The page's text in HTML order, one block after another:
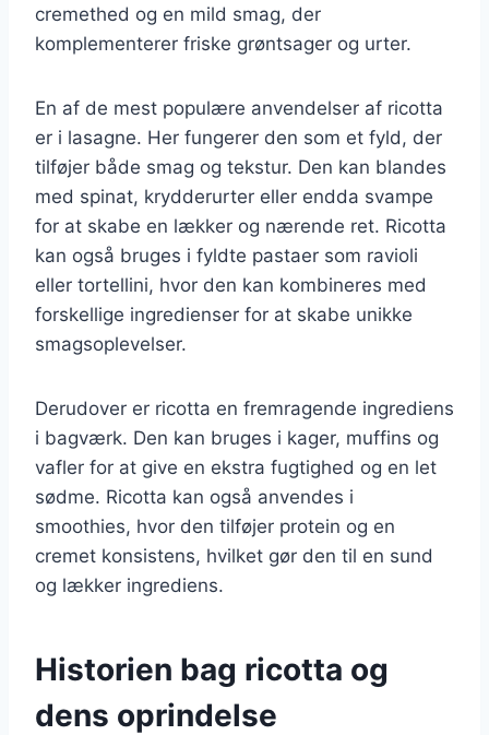
cremethed og en mild smag, der
komplementerer friske grøntsager og urter.
En af de mest populære anvendelser af ricotta
er i lasagne. Her fungerer den som et fyld, der
tilføjer både smag og tekstur. Den kan blandes
med spinat, krydderurter eller endda svampe
for at skabe en lækker og nærende ret. Ricotta
kan også bruges i fyldte pastaer som ravioli
eller tortellini, hvor den kan kombineres med
forskellige ingredienser for at skabe unikke
smagsoplevelser.
Derudover er ricotta en fremragende ingrediens
i bagværk. Den kan bruges i kager, muffins og
vafler for at give en ekstra fugtighed og en let
sødme. Ricotta kan også anvendes i
smoothies, hvor den tilføjer protein og en
cremet konsistens, hvilket gør den til en sund
og lækker ingrediens.
Historien bag ricotta og
dens oprindelse